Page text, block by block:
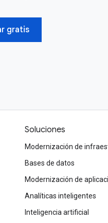
gratis
Soluciones
Modernización de
Bases de datos
Modernización de
Analíticas inteligentes
Inteligencia artificial